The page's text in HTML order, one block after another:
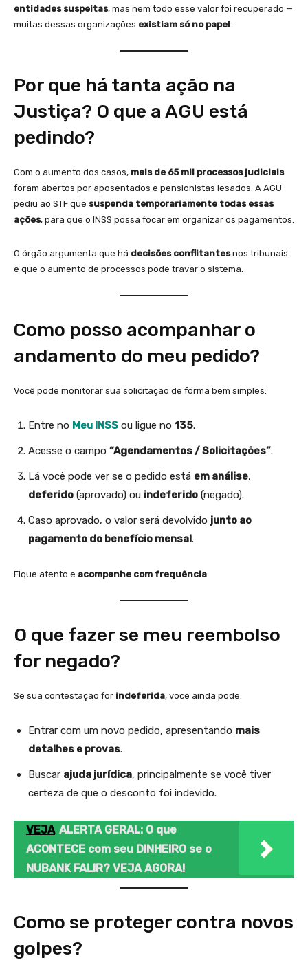
entidades suspeitas, mas nem todo esse valor foi recuperado —
muitas dessas organizações existiam só no papel.
Por que há tanta ação na
Justiça? O que a AGU está
pedindo?
Com o aumento dos casos, mais de 65 mil processos judiciais
foram abertos por aposentados e pensionistas lesados. A AGU
pediu ao STF que suspenda temporariamente todas essas
ações, para que o INSS possa focar em organizar os pagamentos.
O órgão argumenta que há decisões conflitantesnos tribunais
e que o aumento de processos pode travar o sistema.
Como posso acompanhar o
andamento do meu pedido?
Você pode monitorar sua solicitação de forma bem simples:
Entre no Meu INSS ou ligue no 135.
Acesse o campo “Agendamentos / Solicitações”.
Lá você pode ver se o pedido está em análise,
deferido (aprovado) ou indeferido (negado).
Caso aprovado, o valor será devolvido junto ao
pagamento do benefício mensal.
Fique atento e acompanhe com frequência.
O que fazer se meu reembolso
for negado?
Se sua contestação for indeferida, você ainda pode:
Entrar com um novo pedido, apresentando mais
detalhes e provas.
Buscar ajuda jurídica, principalmente se você tiver
certeza de que o desconto foi indevido.
VEJA ALERTA GERAL: O que
ACONTECE com seu DINHEIRO se o
NUBANK FALIR? VEJA AGORA!
Como se proteger contra novos
golpes?